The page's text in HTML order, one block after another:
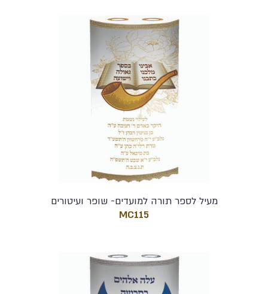
מעיל לספר תורה למועדים- שופר ועיטורים
MC115